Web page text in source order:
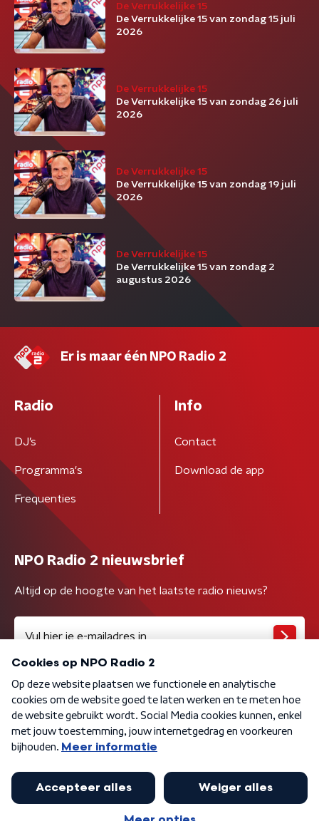
De Verrukkelijke 15
De Verrukkelijke 15 van zondag 15 juli
2026
De Verrukkelijke 15
De Verrukkelijke 15 van zondag 26 juli
2026
De Verrukkelijke 15
De Verrukkelijke 15 van zondag 19 juli
2026
De Verrukkelijke 15
De Verrukkelijke 15 van zondag 2
augustus 2026
Er is maar één NPO Radio 2
Radio
DJ’s
Programma's
Frequenties
Info
Contact
Download de app
NPO Radio 2 nieuwsbrief
Altijd op de hoogte van het laatste radio nieuws?
Algemene voorwaarden